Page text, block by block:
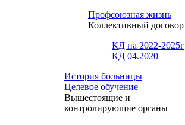
Профсоюзная жизнь
Коллективный договор
КД на 2022-2025г
КД 04.2020
История больницы
Целевое обучение
Вышестоящие и
контролирующие органы